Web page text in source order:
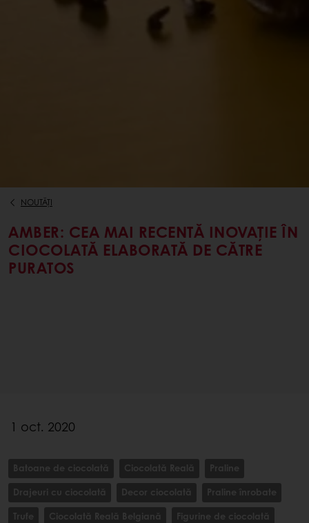
NOUTĂȚI
AMBER: CEA MAI RECENTĂ INOVAȚIE ÎN
CIOCOLATĂ ELABORATĂ DE CĂTRE
PURATOS
1 oct. 2020
Batoane de ciocolată Ciocolată Reală
Praline
Drajeuri cu ciocolată
Decor ciocolată
Praline înrobate
Trufe
Ciocolată Reală Belgiană Figurine de ciocolată